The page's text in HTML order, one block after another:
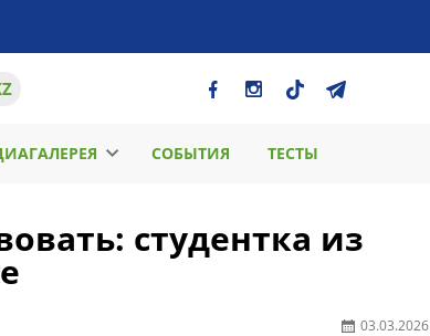
СОБЫТИЯ ТЕСТЫ
студентка из
03.03.2026